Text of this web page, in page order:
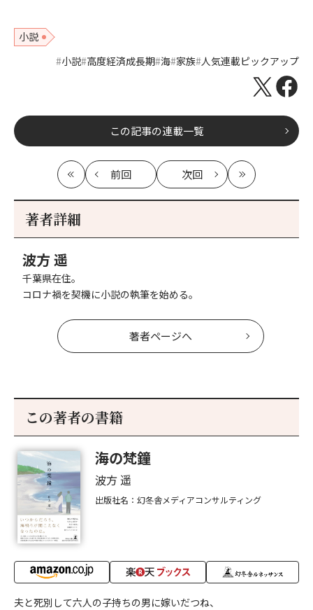
小説
小説 高度経済成長期 海 家族 人気連載ピックアップ
この記事の連載一覧
最
初
前回
記
次回
記
最
新
著者詳細
波方 遥
千葉県在住。
コロナ禍を契機に小説の執筆を始める。
著者ページへ
この著者の書籍
海の梵鐘
波方 遥
出版社名：幻冬舎メディアコンサルティング
夫と死別して六人の子持ちの男に嫁いだつね、